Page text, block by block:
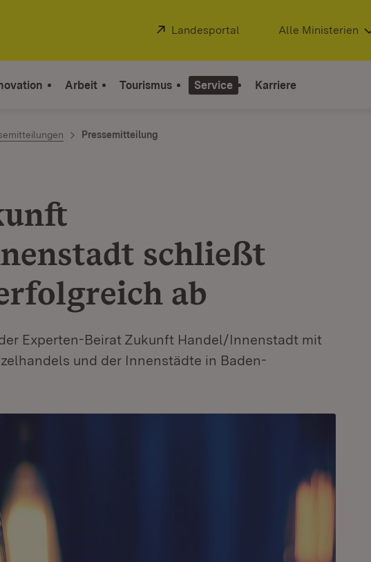
Extern:
Landesportal (Öffnet in neuem Fenster)
Alle Ministerien
Arbeit Tourismus Service Karriere
Pressemitteilung
schließt
ab
Experten-Beirat Zukunft Handel/Innenstadt mit
und der Innenstädte in Baden-